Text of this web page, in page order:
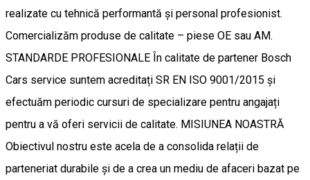
realizate cu tehnică performantă și personal profesionist.
Comercializăm produse de calitate – piese OE sau AM.
STANDARDE PROFESIONALE În calitate de partener Bosch
Cars service suntem acreditați SR EN ISO 9001/2015 și
efectuăm periodic cursuri de specializare pentru angajați
pentru a vă oferi servicii de calitate. MISIUNEA NOASTRĂ
Obiectivul nostru este acela de a consolida relații de
parteneriat durabile și de a crea un mediu de afaceri bazat pe